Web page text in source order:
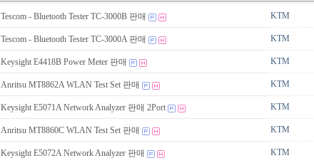
Tescom - Bluetooth Tester TC-3000B 판매 KTM
Tescom - Bluetooth Tester TC-3000A 판매 KTM
Keysight E4418B Power Meter 판매 KTM
Anritsu MT8862A WLAN Test Set 판매 KTM
Keysight E5071A Network Analyzer 판매 2Port KTM
Anritsu MT8860C WLAN Test Set 판매 KTM
Keysight E5072A Network Analyzer 판매 KTM